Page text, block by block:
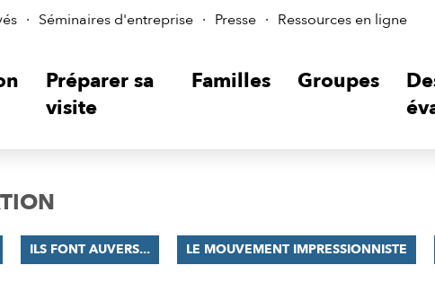
Séminaires d'entreprise Presse Ressources en ligne
Préparer sa
visite
Familles Groupes
ILS FONT AUVERS... LE MOUVEMENT IMPRESSIONNISTE